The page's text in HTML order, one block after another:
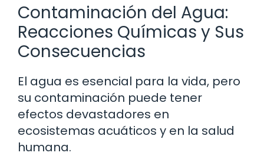
Contaminación del Agua:
Reacciones Químicas y Sus
Consecuencias
El agua es esencial para la vida, pero
su contaminación puede tener
efectos devastadores en
ecosistemas acuáticos y en la salud
humana.